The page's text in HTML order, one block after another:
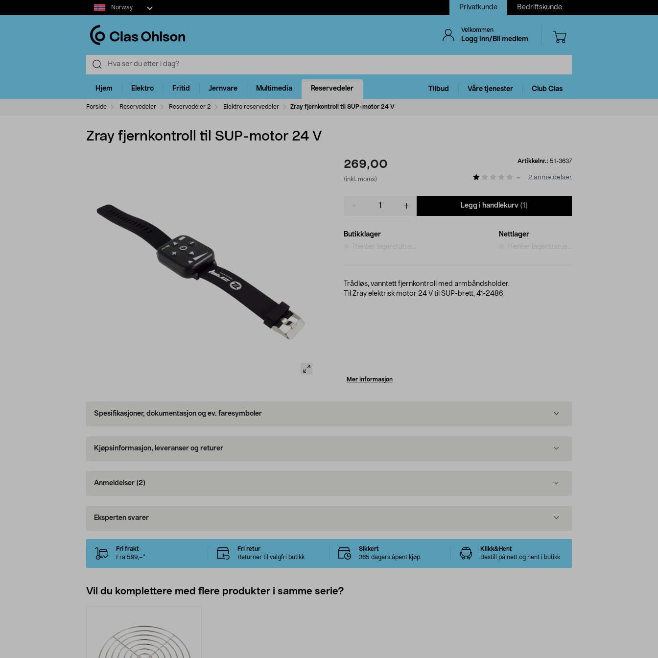
Select
market
Norway Privatkunde Bedriftskunde
Velkommen
Logg inn/Bli medlem
Hjem Elektro Fritid Jernvare Multimedia Reservedeler Tilbud Våre tjenester Club Clas
Forside Reservedeler Reservedeler 2 Elektro reservedeler Zray fjernkontroll til SUP-motor 24 V
Zray fjernkontroll til SUP-motor 24 V
269,00
(inkl. moms)
Artikkelnr.: 51-3637
2 anmeldelser
Legg i handlekurv (1)
Butikklager
Henter lagerstatus...
Nettlager
Henter lagerstatus...
Trådløs, vanntett fjernkontroll med armbåndsholder.
Til Zray elektrisk motor 24 V til SUP-brett, 41-2486.
Mer informasjon
Spesifikasjoner, dokumentasjon og ev. faresymboler
Kjøpsinformasjon, leveranser og returer
Anmeldelser (2)
Eksperten svarer
Fri frakt
Fra 599,–*
Fri retur
Returner til valgfri butikk
Sikkert
365 dagers åpent kjøp
Klikk&Hent
Bestill på nett og hent i butikk
Vil du komplettere med flere produkter i samme serie?